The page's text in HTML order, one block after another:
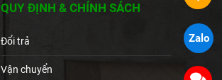
QUY ĐỊNH & CHÍNH SÁCH
Đổi trả
Vận chuyển
Zalo